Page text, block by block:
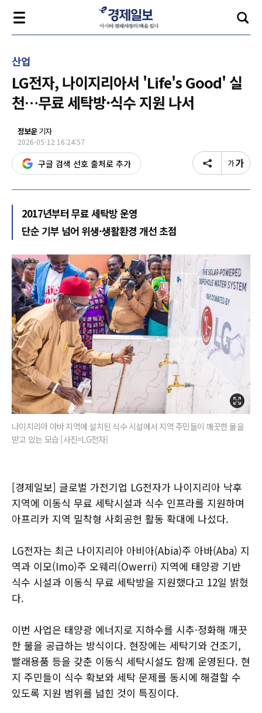
산업
LG전자, 나이지리아서 'Life's Good' 실
천…무료 세탁방·식수 지원 나서
정보운기자
2026-05-12 16:24:57
구글 검색 선호 출처로 추가
2017년부터 무료 세탁방 운영
단순 기부 넘어 위생·생활환경 개선 초점
나이지리아 아바 지역에 설치된 식수 시설에서 지역 주민들이 깨끗한 물을
받고 있는 모습 [사진=LG전자]
[경제일보] 글로벌 가전기업 LG전자가 나이지리아 낙후
지역에 이동식 무료 세탁시설과 식수 인프라를 지원하며
아프리카 지역 밀착형 사회공헌 활동 확대에 나섰다.
LG전자는 최근 나이지리아 아비아(Abia)주 아바(Aba) 지
역과 이모(Imo)주 오웨리(Owerri) 지역에 태양광 기반
식수 시설과 이동식 무료 세탁방을 지원했다고 12일 밝혔
다.
이번 사업은 태양광 에너지로 지하수를 시추·정화해 깨끗
한 물을 공급하는 방식이다. 현장에는 세탁기와 건조기,
빨래용품 등을 갖춘 이동식 세탁시설도 함께 운영된다. 현
지 주민들이 식수 확보와 세탁 문제를 동시에 해결할 수
있도록 지원 범위를 넓힌 것이 특징이다.